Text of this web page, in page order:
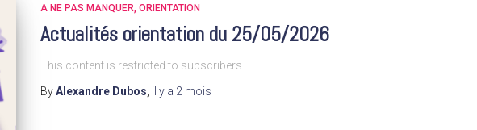
A NE PAS MANQUER ORIENTATION
Actualités orientation du 25/05/2026
This content is restricted to subscribers
ByAlexandre Dubos, il y a 2 mois